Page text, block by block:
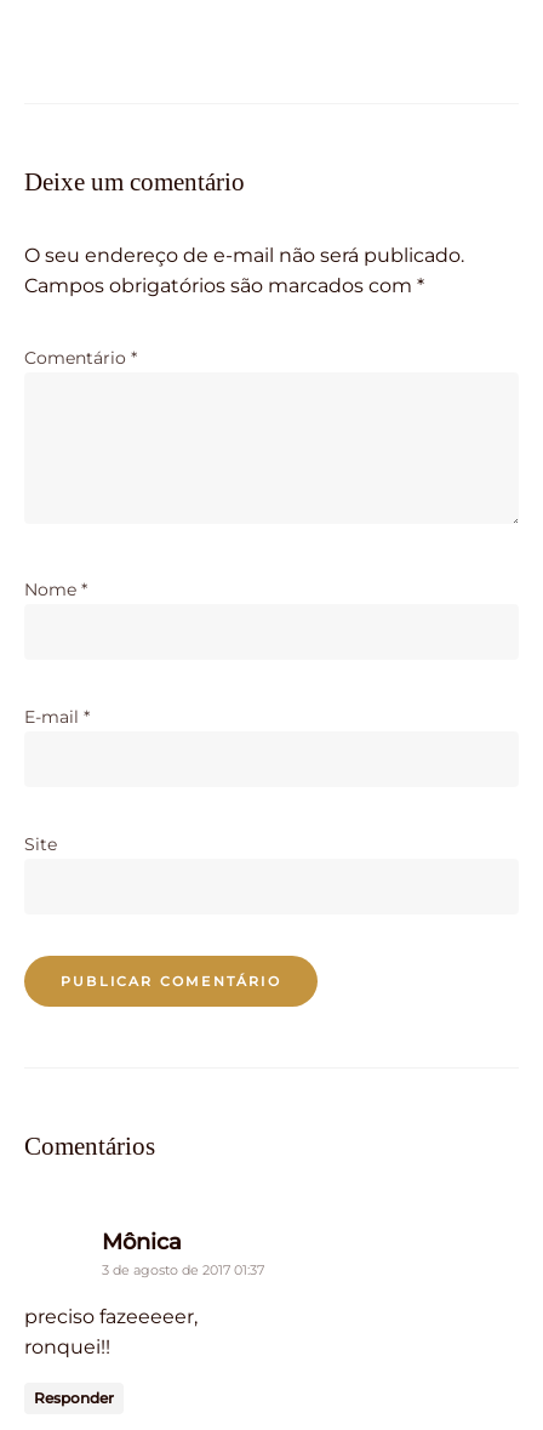
Deixe um comentário
O seu endereço de e-mail não será publicado.
Campos obrigatórios são marcados com *
Comentário *
Nome *
E-mail *
Site
Comentários
Mônica
3 de agosto de 2017 01:37
preciso fazeeeeer,
ronquei!!
Responder